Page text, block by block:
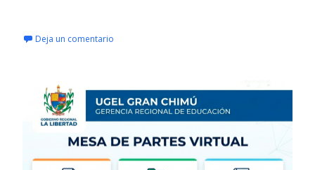
Deja un comentario